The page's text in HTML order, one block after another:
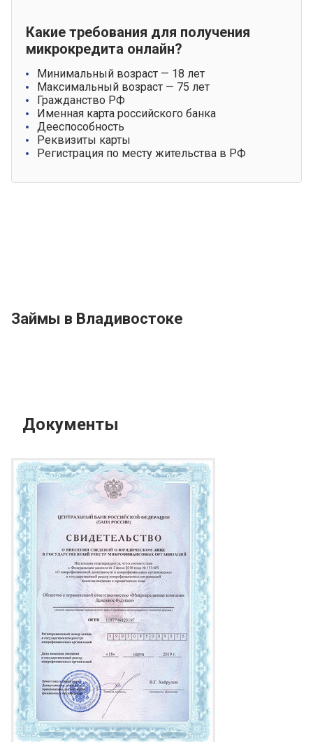
Какие требования для получения
микрокредита онлайн?
Минимальный возраст — 18 лет
Максимальный возраст — 75 лет
Гражданство РФ
Именная карта российского банка
Дееспособность
Реквизиты карты
Регистрация по месту жительства в РФ
Займы в Владивостоке
Документы